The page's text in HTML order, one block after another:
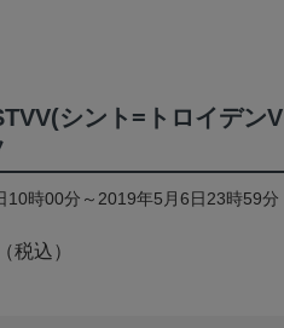
シント=トロイデンV
10時00分～2019年5月6日23時59分
（税込）